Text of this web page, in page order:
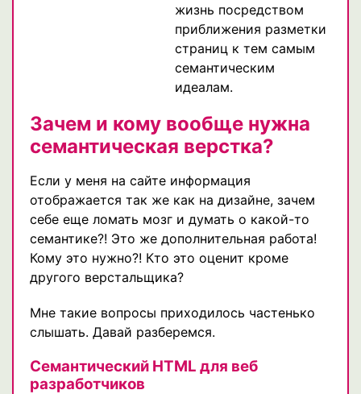
жизнь посредством
приближения разметки
страниц к тем самым
семантическим
идеалам.
Зачем и кому вообще нужна
семантическая верстка?
Если у меня на сайте информация
отображается так же как на дизайне, зачем
себе еще ломать мозг и думать о какой-то
семантике?! Это же дополнительная работа!
Кому это нужно?! Кто это оценит кроме
другого верстальщика?
Мне такие вопросы приходилось частенько
слышать. Давай разберемся.
Семантический HTML для веб
разработчиков